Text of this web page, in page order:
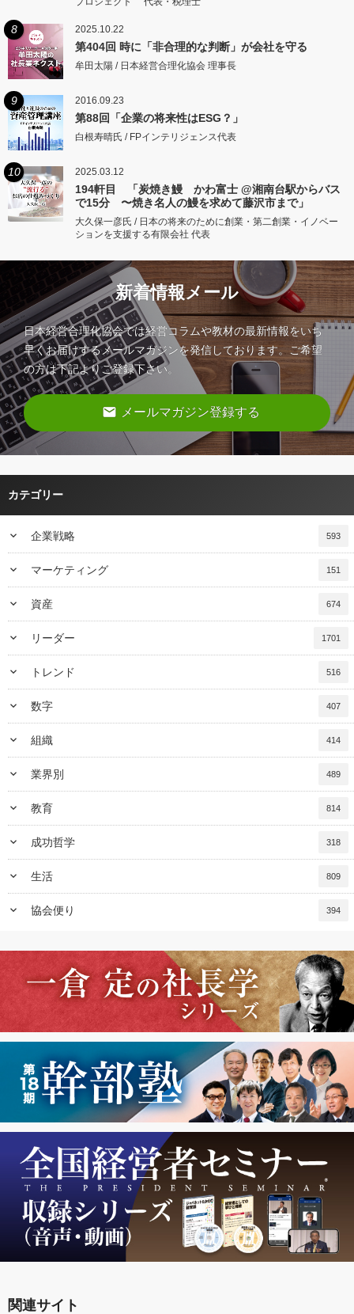
8 2025.10.22
第404回 時に「非合理的な判断」が会社を守る
牟田太陽 / 日本経営合理化協会 理事長
9 2016.09.23
第88回「企業の将来性はESG？」
白根寿晴氏 / FPインテリジェンス代表
10 2025.03.12
194軒目 「炭焼き鰻 かわ富士 @湘南台駅からバス
で15分 〜焼き名人の鰻を求めて藤沢市まで」
大久保一彦氏 / 日本の将来のために創業・第二創業・イノベー
ションを支援する有限会社 代表
新着情報メール
日本経営合理化協会では経営コラムや教材の最新情報をいち
早くお届けするメールマガジンを発信しております。ご希望
の方は下記よりご登録下さい。
email メールマガジン登録する
カテゴリー
keyboard_arrow_down 企業戦略 593
keyboard_arrow_down マーケティング 151
keyboard_arrow_down 資産 674
keyboard_arrow_down リーダー 1701
keyboard_arrow_down トレンド 516
keyboard_arrow_down 数字 407
keyboard_arrow_down 組織 414
keyboard_arrow_down 業界別 489
keyboard_arrow_down 教育 814
keyboard_arrow_down 成功哲学 318
keyboard_arrow_down 生活 809
keyboard_arrow_down 協会便り 394
関連サイト